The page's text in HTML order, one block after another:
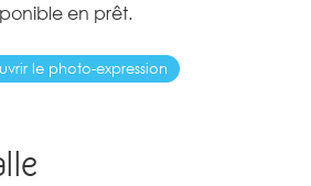
en prêt.
le photo-expression